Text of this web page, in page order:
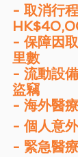
- 取消行
- 保障因
里數
- 流動設
盜竊
- 海外醫
- 個人意
- 緊急醫